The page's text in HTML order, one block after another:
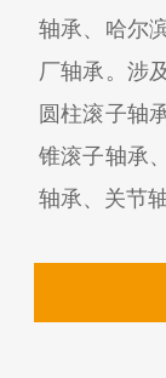
轴承、哈尔
厂轴承。涉
圆柱滚子轴
锥滚子轴承
轴承、关节